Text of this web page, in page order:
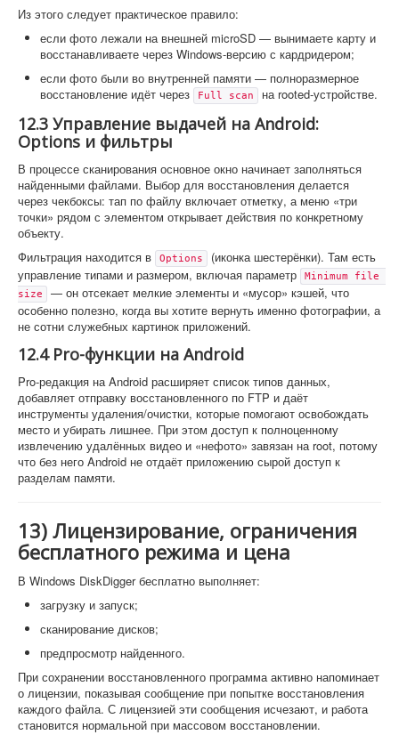
Из этого следует практическое правило:
если фото лежали на внешней microSD — вынимаете карту и
восстанавливаете через Windows-версию с кардридером;
если фото были во внутренней памяти — полноразмерное
восстановление идёт через
Full scan на rooted-устройстве.
12.3 Управление выдачей на Android:
Options и фильтры
В процессе сканирования основное окно начинает заполняться
найденными файлами. Выбор для восстановления делается
через чекбоксы: тап по файлу включает отметку, а меню «три
точки» рядом с элементом открывает действия по конкретному
объекту.
Фильтрация находится в
Options
(иконка шестерёнки). Там есть
управление типами и размером, включая параметр
Minimum file
size
— он отсекает мелкие элементы и «мусор» кэшей, что
особенно полезно, когда вы хотите вернуть именно фотографии, а
не сотни служебных картинок приложений.
12.4 Pro-функции на Android
Pro-редакция на Android расширяет список типов данных,
добавляет отправку восстановленного по FTP и даёт
инструменты удаления/очистки, которые помогают освобождать
место и убирать лишнее. При этом доступ к полноценному
извлечению удалённых видео и «нефото» завязан на root, потому
что без него Android не отдаёт приложению сырой доступ к
разделам памяти.
13) Лицензирование, ограничения
бесплатного режима и цена
В Windows DiskDigger бесплатно выполняет:
загрузку и запуск;
сканирование дисков;
предпросмотр найденного.
При сохранении восстановленного программа активно напоминает
о лицензии, показывая сообщение при попытке восстановления
каждого файла. С лицензией эти сообщения исчезают, и работа
становится нормальной при массовом восстановлении.